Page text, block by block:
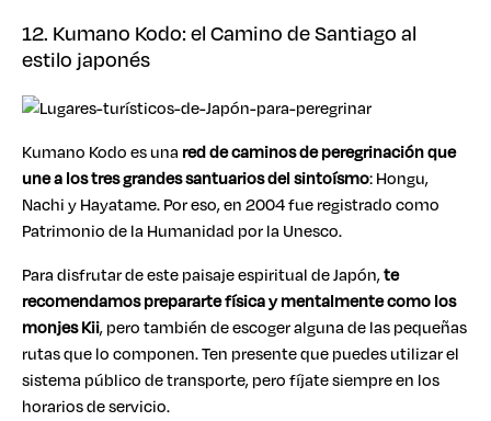
12. Kumano Kodo: el Camino de Santiago al
estilo japonés
Kumano Kodo es una red de caminos de peregrinación que
une a los tres grandes santuarios del sintoísmo: Hongu,
Nachi y Hayatame. Por eso, en 2004 fue registrado como
Patrimonio de la Humanidad por la Unesco.
Para disfrutar de este paisaje espiritual de Japón,te
recomendamos prepararte física y mentalmente como los
monjes Kii, pero también de escoger alguna de las pequeñas
rutas que lo componen. Ten presente que puedes utilizar el
sistema público de transporte, pero fíjate siempre en los
horarios de servicio.